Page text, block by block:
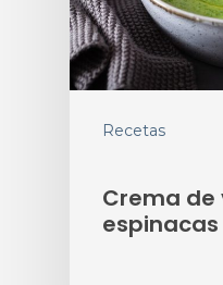
Recetas
Crema de
espinacas